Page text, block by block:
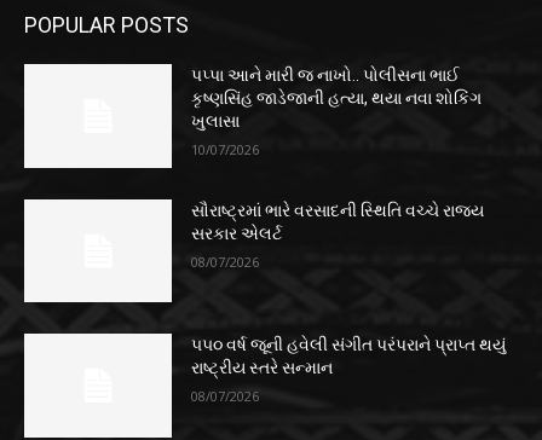
POPULAR POSTS
પપ્પા આને મારી જ નાખો.. પોલીસના ભાઈ
કૃષ્ણસિંહ જાડેજાની હત્યા, થયા નવા શોકિંગ
ખુલાસા
10/07/2026
સૌરાષ્ટ્રમાં ભારે વરસાદની સ્થિતિ વચ્ચે રાજ્ય
સરકાર એલર્ટ
08/07/2026
૫૫૦ વર્ષ જૂની હવેલી સંગીત પરંપરાને પ્રાપ્ત થયું
રાષ્ટ્રીય સ્તરે સન્માન
08/07/2026